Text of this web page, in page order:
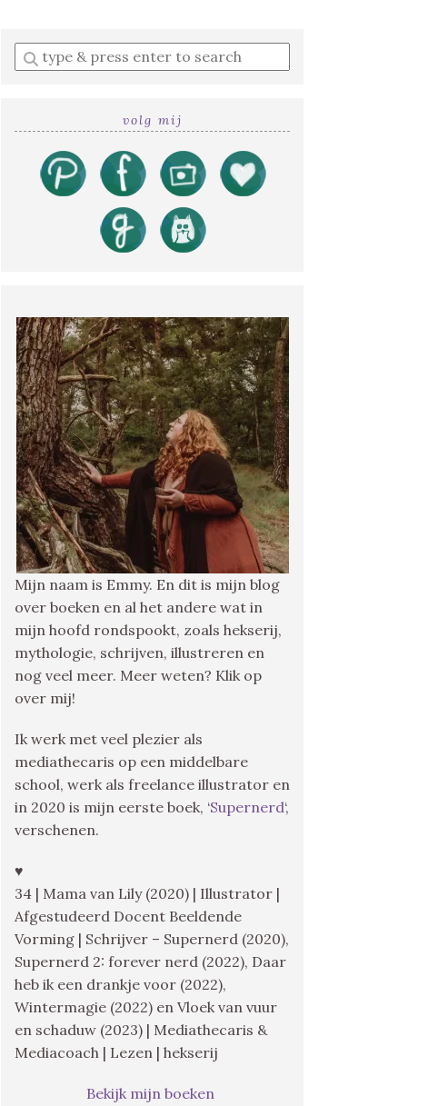
Enter
a
volg mij
Mijn naam is Emmy. En dit is mijn blog
over boeken en al het andere wat in
mijn hoofd rondspookt, zoals hekserij,
mythologie, schrijven, illustreren en
nog veel meer. Meer weten? Klik op
over mij!
Ik werk met veel plezier als
mediathecaris op een middelbare
school, werk als freelance illustrator en
in 2020 is mijn eerste boek, ‘Supernerd‘,
verschenen.
♥
34 | Mama van Lily (2020) | Illustrator |
Afgestudeerd Docent Beeldende
Vorming | Schrijver – Supernerd (2020),
Supernerd 2: forever nerd (2022), Daar
heb ik een drankje voor (2022),
Wintermagie (2022) en Vloek van vuur
en schaduw (2023) | Mediathecaris &
Mediacoach | Lezen | hekserij
Bekijk mijn boeken